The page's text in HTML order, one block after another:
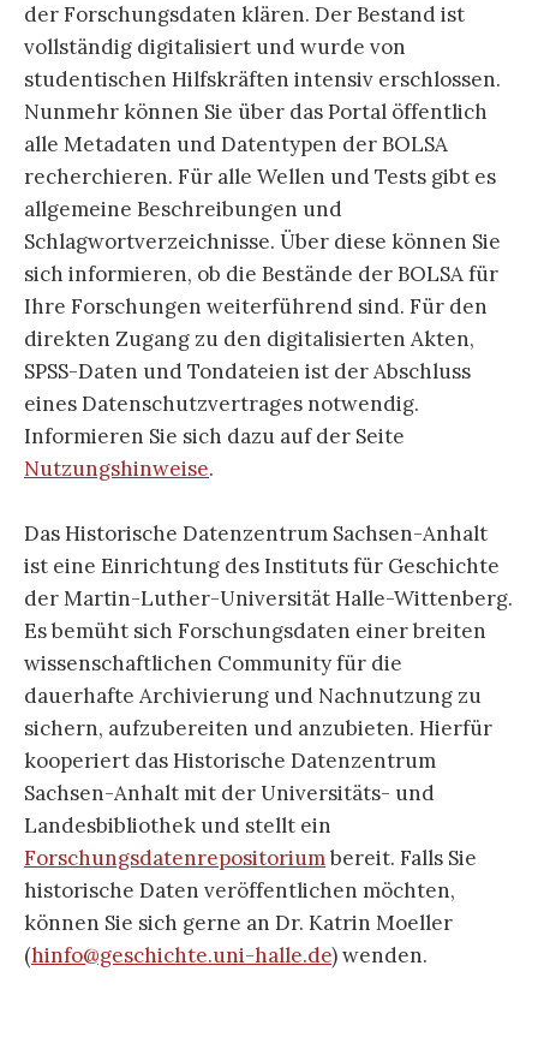
der Forschungsdaten klären. Der Bestand ist
vollständig digitalisiert und wurde von
studentischen Hilfskräften intensiv erschlossen.
Nunmehr können Sie über das Portal öffentlich
alle Metadaten und Datentypen der BOLSA
recherchieren. Für alle Wellen und Tests gibt es
allgemeine Beschreibungen und
Schlagwortverzeichnisse. Über diese können Sie
sich informieren, ob die Bestände der BOLSA für
Ihre Forschungen weiterführend sind. Für den
direkten Zugang zu den digitalisierten Akten,
SPSS-Daten und Tondateien ist der Abschluss
eines Datenschutzvertrages notwendig.
Informieren Sie sich dazu auf der Seite
Nutzungshinweise.
Das Historische Datenzentrum Sachsen-Anhalt
ist eine Einrichtung des Instituts für Geschichte
der Martin-Luther-Universität Halle-Wittenberg.
Es bemüht sich Forschungsdaten einer breiten
wissenschaftlichen Community für die
dauerhafte Archivierung und Nachnutzung zu
sichern, aufzubereiten und anzubieten. Hierfür
kooperiert das Historische Datenzentrum
Sachsen-Anhalt mit der Universitäts- und
Landesbibliothek und stellt ein
Forschungsdatenrepositoriumbereit. Falls Sie
historische Daten veröffentlichen möchten,
können Sie sich gerne an Dr. Katrin Moeller
(hinfo@geschichte.uni-halle.de) wenden.